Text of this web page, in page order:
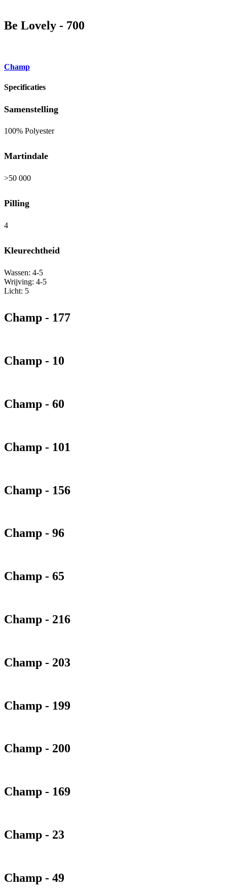
Be Lovely - 700
Champ
Specificaties
Samenstelling
100% Polyester
Martindale
>50 000
Pilling
4
Kleurechtheid
Wassen: 4-5
Wrijving: 4-5
Licht: 5
Champ - 177
Champ - 10
Champ - 60
Champ - 101
Champ - 156
Champ - 96
Champ - 65
Champ - 216
Champ - 203
Champ - 199
Champ - 200
Champ - 169
Champ - 23
Champ - 49